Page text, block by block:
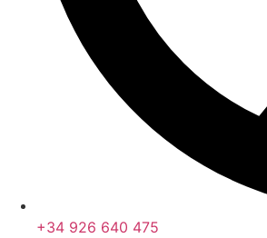
+34 926 640 475